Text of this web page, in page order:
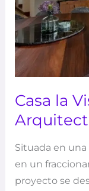
Casa la
Situada en
en un
proyecto se
Arquitectos